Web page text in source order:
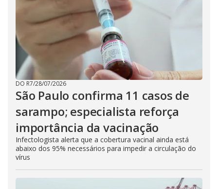
DO R7/28/07/2026
São Paulo confirma 11 casos de
sarampo; especialista reforça
importância da vacinação
Infectologista alerta que a cobertura vacinal ainda está
abaixo dos 95% necessários para impedir a circulação do
vírus